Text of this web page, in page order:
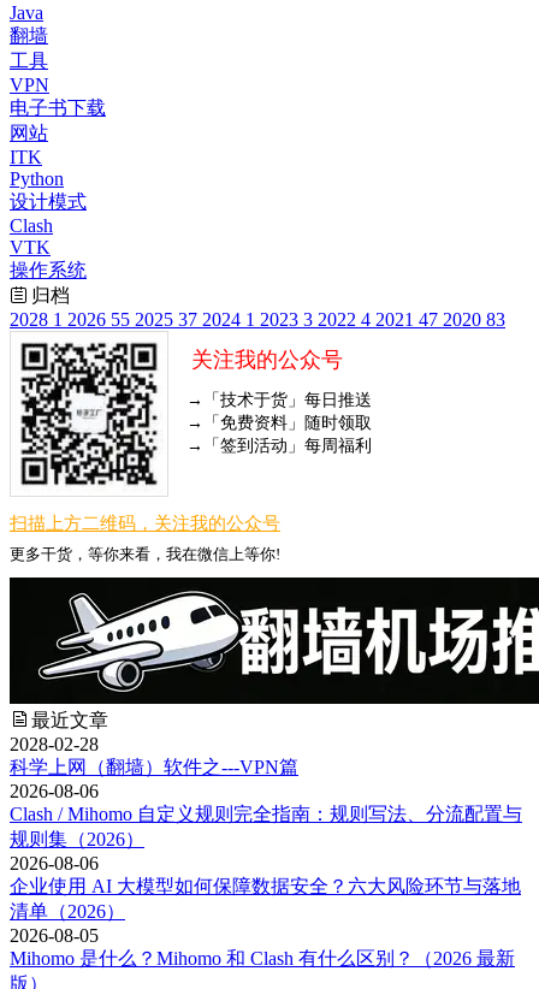
Java
翻墙
工具
VPN
电子书下载
网站
ITK
Python
设计模式
Clash
VTK
操作系统
归档
2028 1 2026 55 2025 37 2024 1 2023 3 2022 4 2021 47 2020 83
关注我的公众号
→「技术于货」每日推送
→「免费资料」随时领取
→「签到活动」每周福利
扫描上方二维码，关注我的公众号
更多干货，等你来看，我在微信上等你!
最近文章
2028-02-28
科学上网（翻墙）软件之---VPN篇
2026-08-06
Clash / Mihomo 自定义规则完全指南：规则写法、分流配置与
规则集（2026）
2026-08-06
企业使用 AI 大模型如何保障数据安全？六大风险环节与落地
清单（2026）
2026-08-05
Mihomo 是什么？Mihomo 和 Clash 有什么区别？（2026 最新
版）